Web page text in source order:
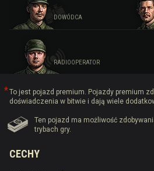
DOWÓDCA
RADIOOPERATOR
To jest pojazd premium. Pojazdy premium
doświadczenia w bitwie i dają wiele
Ten pojazd ma możliwość
trybach gry.
CECHY